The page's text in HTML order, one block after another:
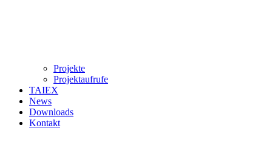
Projekte
Projektaufrufe
TAIEX
News
Downloads
Kontakt